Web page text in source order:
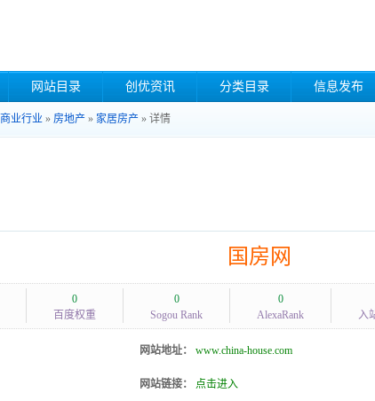
网站目录 创优资讯 分类目录 信息发布
商业行业 » 房地产 » 家居房产 » 详情
国房网
0
百度权重
0
Sogou Rank
0
AlexaRank
入
网站地址： www.china-house.com
网站链接： 点击进入